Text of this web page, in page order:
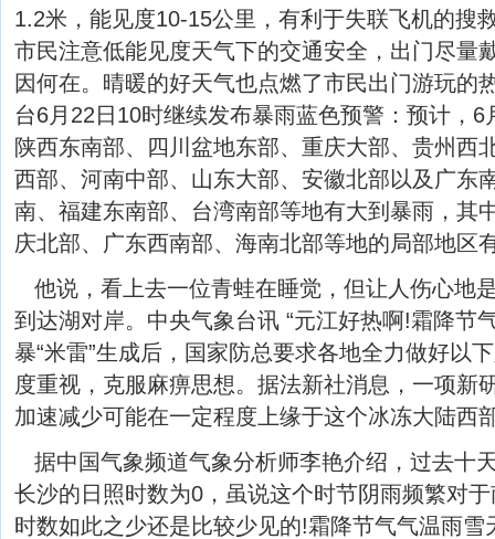
1.2米，能见度10-15公里，有利于失联飞机的搜
市民注意低能见度天气下的交通安全，出门尽量
因何在。晴暖的好天气也点燃了市民出门游玩的
台6月22日10时继续发布暴雨蓝色预警：预计，
陕西东南部、四川盆地东部、重庆大部、贵州西
西部、河南中部、山东大部、安徽北部以及广东
南、福建东南部、台湾南部等地有大到暴雨，其
庆北部、广东西南部、海南北部等地的局部地区
他说，看上去一位青蛙在睡觉，但让人伤心地
到达湖对岸。中央气象台讯 “元江好热啊!霜降节
暴“米雷”生成后，国家防总要求各地全力做好以
度重视，克服麻痹思想。据法新社消息，一项新
加速减少可能在一定程度上缘于这个冰冻大陆西
据中国气象频道气象分析师李艳介绍，过去十
长沙的日照时数为0，虽说这个时节阴雨频繁对
时数如此之少还是比较少见的!霜降节气气温雨